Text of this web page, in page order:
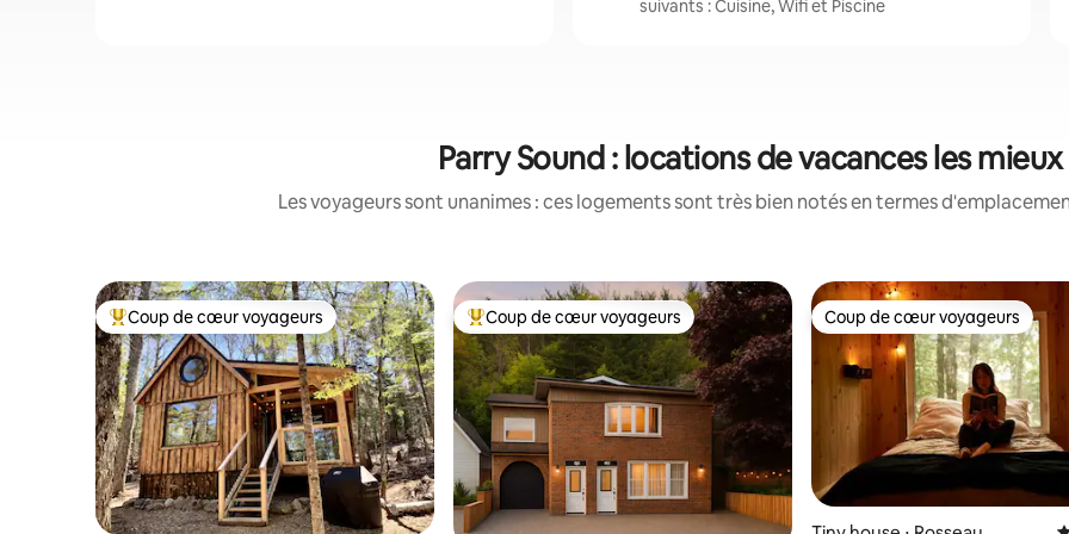
suivants : Cuisine, Wifi et Piscine
Parry Sound : locations de vacances les
Les voyageurs sont unanimes : ces logements sont très bien notés en termes
Coups de cœur voyageurs les plus appréciés
Coup de cœur voyageurs Coups de cœur voyageurs les plus appréciés
Coup de cœur voyageurs Coup de cœur voyageurs
Coup de cœur voyageurs